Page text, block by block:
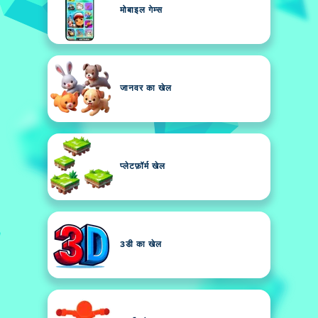
मोबाइल गेम्स
जानवर का खेल
प्लेटफ़ॉर्म खेल
3डी का खेल